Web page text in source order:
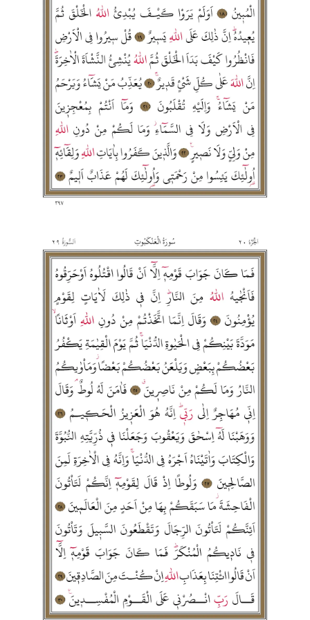
Gümüşhane Müftülüğü
Hakkari Müftülüğü
Hatay Müftülüğü
Iğdır Müftülüğü
Isparta Müftülüğü
İstanbul Müftülüğü
Kahramanmaraş Müftülüğü
Karabük Müftülüğü
Karaman Müftülüğü
Kars Müftülüğü
Kastamonu Müftülüğü
Kayseri Müftülüğü
Kilis Müftülüğü
Kırıkkale Müftülüğü
Kırklareli Müftülüğü
Kırşehir Müftülüğü
Kocaeli Müftülüğü